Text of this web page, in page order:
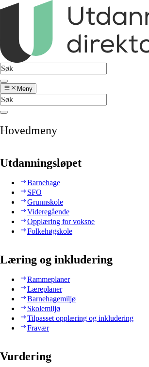
Meny
Hovedmeny
Utdanningsløpet
Barnehage
SFO
Grunnskole
Videregående
Opplæring for voksne
Folkehøgskole
Læring og inkludering
Rammeplaner
Læreplaner
Barnehagemiljø
Skolemiljø
Tilpasset opplæring og inkludering
Fravær
Vurdering